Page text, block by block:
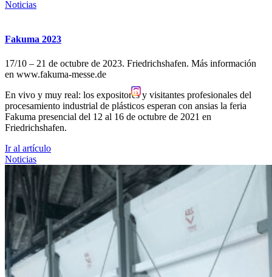
Noticias
Fakuma 2023
17/10 – 21 de octubre de 2023. Friedrichshafen. Más información
en www.fakuma-messe.de
En vivo y muy real: los expositores y visitantes profesionales del
procesamiento industrial de plásticos esperan con ansias la feria
Fakuma presencial del 12 al 16 de octubre de 2021 en
Friedrichshafen.
Ir al artículo
Noticias